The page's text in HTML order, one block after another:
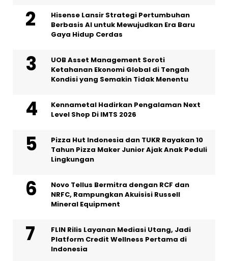
Hisense Lansir Strategi Pertumbuhan
Berbasis AI untuk Mewujudkan Era Baru
Gaya Hidup Cerdas
UOB Asset Management Soroti
Ketahanan Ekonomi Global di Tengah
Kondisi yang Semakin Tidak Menentu
Kennametal Hadirkan Pengalaman Next
Level Shop Di IMTS 2026
Pizza Hut Indonesia dan TUKR Rayakan 10
Tahun Pizza Maker Junior Ajak Anak Peduli
Lingkungan
Novo Tellus Bermitra dengan RCF dan
NRFC, Rampungkan Akuisisi Russell
Mineral Equipment
FLIN Rilis Layanan Mediasi Utang, Jadi
Platform Credit Wellness Pertama di
Indonesia